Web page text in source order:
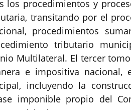
los procedimientos y
transitando por el
procedimientos
tributario
Multilateral. El tercer
e impositiva nacional,
incluyendo la
imponible propio del